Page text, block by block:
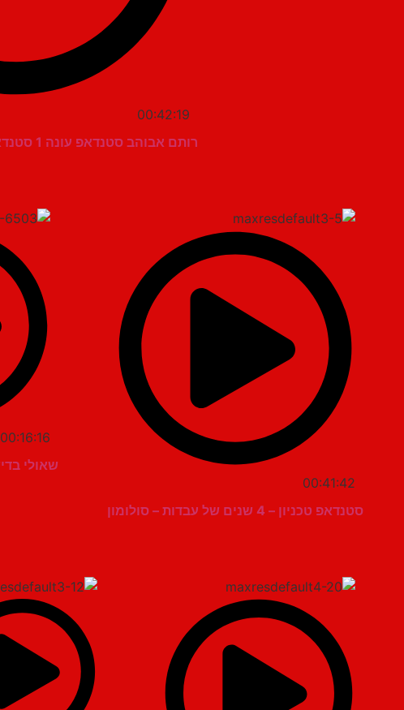
00:42:19
רותם אבוהב סטנדאפ עונה 1 סטנדאפ מיוחד לצה'ל מצחיק מאוד
00:41:42
סטנדאפ טכניון – 4 שנים של עבדות – סולומון
00:16:16
שאולי